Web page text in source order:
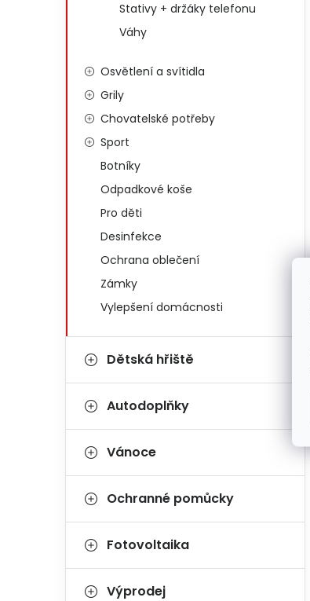
Stativy + držáky telefonu
Váhy
Osvětlení a svítidla
Grily
Chovatelské potřeby
Sport
Botníky
Odpadkové koše
Pro děti
Desinfekce
Ochrana oblečení
Zámky
Vylepšení domácnosti
Dětská hřiště
Autodoplňky
Vánoce
Ochranné pomůcky
Fotovoltaika
Výprodej